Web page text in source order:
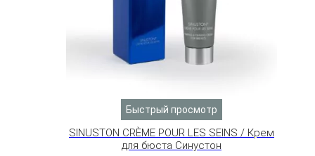
Быстрый просмотр
SINUSTON CRÈME POUR LES SEINS / Крем
для бюста Синустон